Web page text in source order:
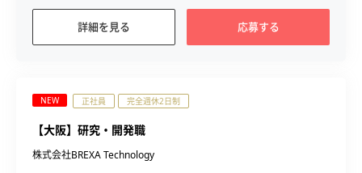
詳細を見る 応募する
NEW 正社員 完全週休2日制
【大阪】研究・開発職
株式会社BREXA Technology